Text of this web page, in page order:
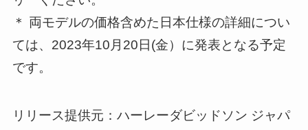
＊ 両モデルの価格含めた日本仕様の詳細につい
ては、2023年10月20日(金）に発表となる予定
です。
リリース提供元：ハーレーダビッドソン ジャパ